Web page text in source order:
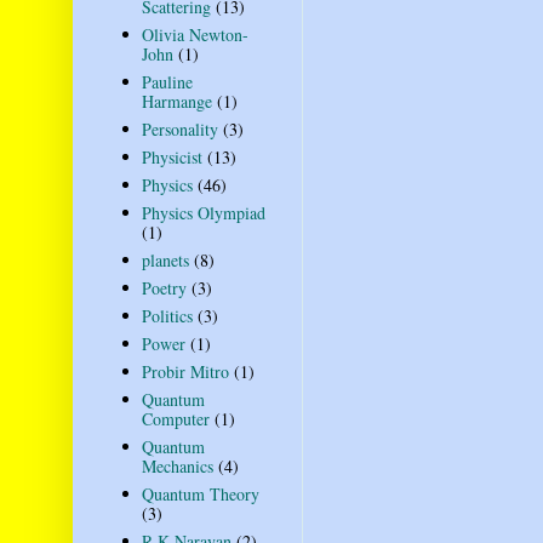
Scattering (13)
Olivia Newton-
John (1)
Pauline
Harmange (1)
Personality (3)
Physicist (13)
Physics (46)
Physics Olympiad
(1)
planets (8)
Poetry (3)
Politics (3)
Power (1)
Probir Mitro (1)
Quantum
Computer (1)
Quantum
Mechanics (4)
Quantum Theory
(3)